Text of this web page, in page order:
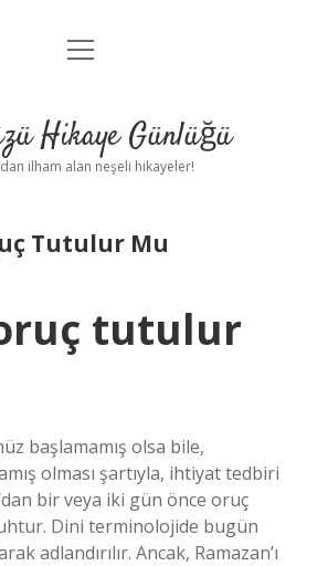
Anasayfa
Yasal Uyarı
menüyü
Hikaye Günlüğü
ilham alan neşeli hikayeler!
Tutulur Mu
tutulur
başlamamış olsa bile,
olması şartıyla, ihtiyat tedbiri
bir veya iki gün önce oruç
Dini terminolojide bugün
adlandırılır. Ancak, Ramazan’ı